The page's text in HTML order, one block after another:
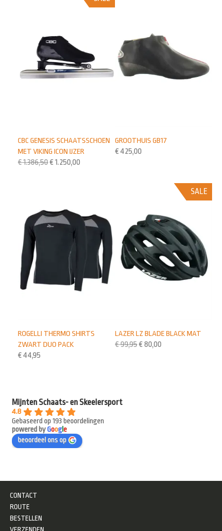
GROOTHUIS GB17
€ 425,00
CBC GENESIS SCHAATSSCHOEN
MET VIKING ICON IJZER
€1.386,50€ 1.250,00
SALE
LAZER LZ BLADE BLACK MAT
€99,95€ 80,00
ROGELLI THERMO SHIRTS
ZWART DUO PACK
€ 44,95
Mijnten Schaats- en Skeelersport
4.8
Gebaseerd op 193 beoordelingen
powered byGooge
beoordeel ons op
CONTACT
ROUTE
BESTELLEN